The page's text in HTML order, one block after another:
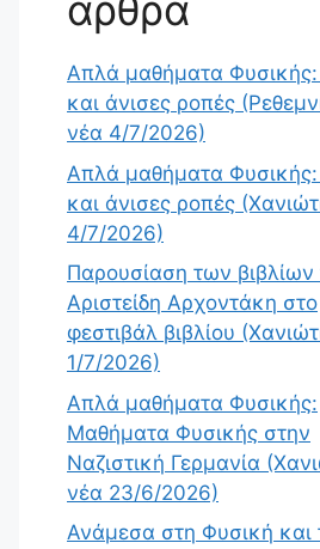
Απλά μαθήματα Φυσικής:
και άνισες ροπές
νέα 4/7/2026)
Απλά μαθήματα Φυσικής:
και άνισες ροπές
4/7/2026)
Παρουσίαση των βιβλίων
Αριστείδη Αρχοντάκη στο
φεστιβάλ βιβλίου
1/7/2026)
Απλά μαθήματα Φυσικής:
Μαθήματα Φυσικής στην
Ναζιστική Γερμανία
νέα 23/6/2026)
Ανάμεσα στη Φυσική και